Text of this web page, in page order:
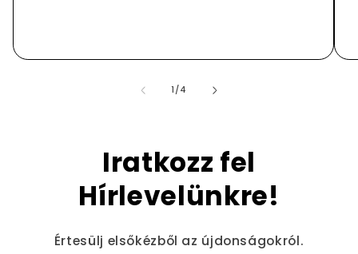
1 //4
Iratkozz fel
Hírlevelünkre!
Értesülj elsőkézből az újdonságokról.